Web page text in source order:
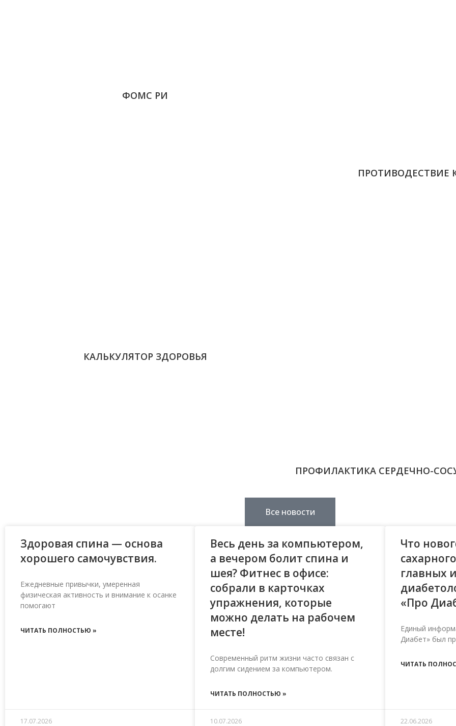
ФОМС РИ
ПРОТИВОДЕСТВИЕ
КАЛЬКУЛЯТОР ЗДОРОВЬЯ
ПРОФИЛАКТИКА СЕРДЕЧНО-
Все новости
Здоровая спина — основа
хорошего самочувствия.
Ежедневные привычки, умеренная
физическая активность и внимание к осанке
помогают
ЧИТАТЬ ПОЛНОСТЬЮ »
17.07.2026
Весь день за компьютером,
а вечером болит спина и
шея? Фитнес в офисе:
собрали в карточках
упражнения, которые
можно делать на рабочем
месте!
Современный ритм жизни часто связан с
долгим сидением за компьютером.
ЧИТАТЬ ПОЛНОСТЬЮ »
10.07.2026
Что
главных
«Про
Единый
Диабет» был
ЧИТАТЬ
22.06.2026